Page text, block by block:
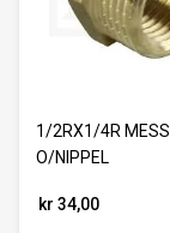
1/2RX1/4R MESS
O/NIPPEL
kr 34,00